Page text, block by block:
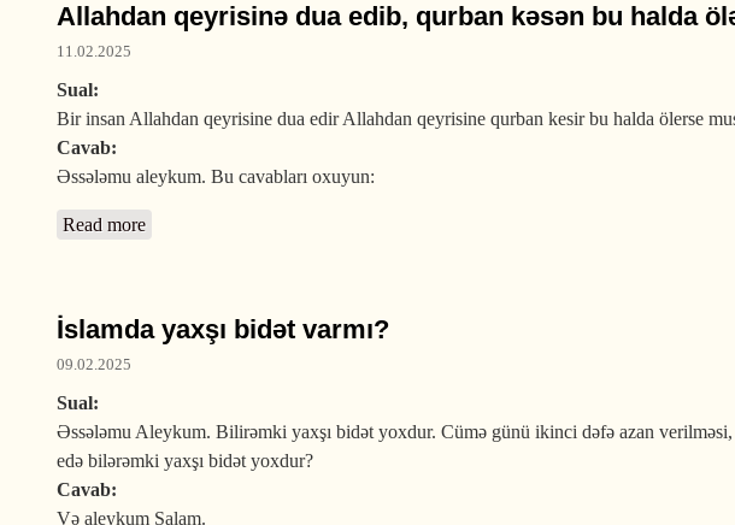
Allahdan qeyrisinə dua edib, qurban kəsən bu halda
11.02.2025
Sual:
Bir insan Allahdan qeyrisine dua edir Allahdan qeyrisine qurban kesir bu halda ölerse
Cavab:
Əssələmu aleykum. Bu cavabları oxuyun:
Read more
İslamda yaxşı bidət varmı?
09.02.2025
Sual:
Əssələmu Aleykum. Bilirəmki yaxşı bidət yoxdur. Cümə günü ikinci dəfə azan verilməsi,
edə bilərəmki yaxşı bidət yoxdur?
Cavab:
Və aleykum Salam.